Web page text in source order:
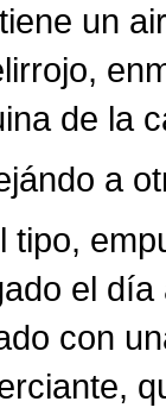
un
de la
a
tipo,
el
con